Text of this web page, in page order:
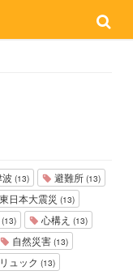
(13) 避難所 (13)
東日本大震災 (13)
(13) 心構え (13)
自然災害 (13)
ュック (13)